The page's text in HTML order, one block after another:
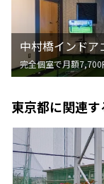
中村橋インドア
完全個室で月額
東京都に関連